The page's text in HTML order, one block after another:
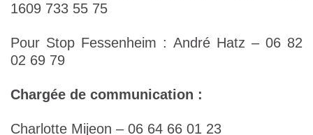
1609 733 55 75
Pour Stop Fessenheim : André Hatz – 06 82
02 69 79
Chargée de communication :
Charlotte Mijeon – 06 64 66 01 23